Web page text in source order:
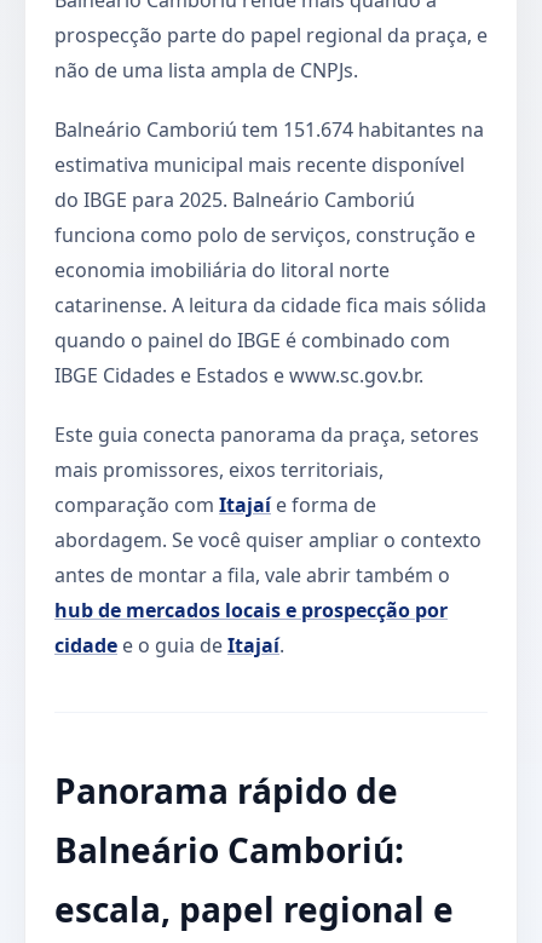
prospecção parte do papel regional da praça, e
não de uma lista ampla de CNPJs.
Balneário Camboriú tem 151.674 habitantes na
estimativa municipal mais recente disponível
do IBGE para 2025. Balneário Camboriú
funciona como polo de serviços, construção e
economia imobiliária do litoral norte
catarinense. A leitura da cidade fica mais sólida
quando o painel do IBGE é combinado com
IBGE Cidades e Estados e www.sc.gov.br.
Este guia conecta panorama da praça, setores
mais promissores, eixos territoriais,
comparação com Itajaíe forma de
abordagem. Se você quiser ampliar o contexto
antes de montar a fila, vale abrir também o
hub de mercados locais e prospecção por
cidade e o guia deItajaí.
Panorama rápido de
Balneário Camboriú:
escala, papel regional e